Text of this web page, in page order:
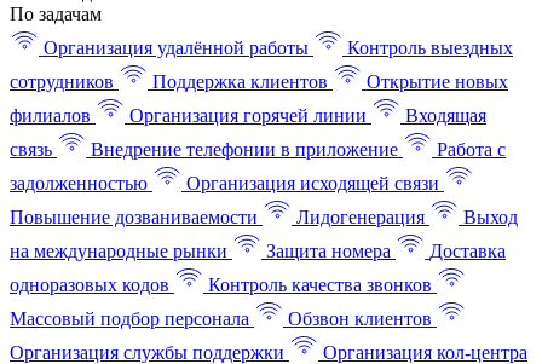
По задачам
Организация удалённой работы
Контроль выездных
сотрудников
Поддержка клиентов
Открытие новых
филиалов
Организация горячей линии
Входящая
связь
Внедрение телефонии в приложение
Работа с
задолженностью
Организация исходящей связи
Повышение дозваниваемости
Лидогенерация
Выход
на международные рынки
Защита номера
Доставка
одноразовых кодов
Контроль качества звонков
Массовый подбор персонала
Обзвон клиентов
Организация службы поддержки
Организация кол-центра